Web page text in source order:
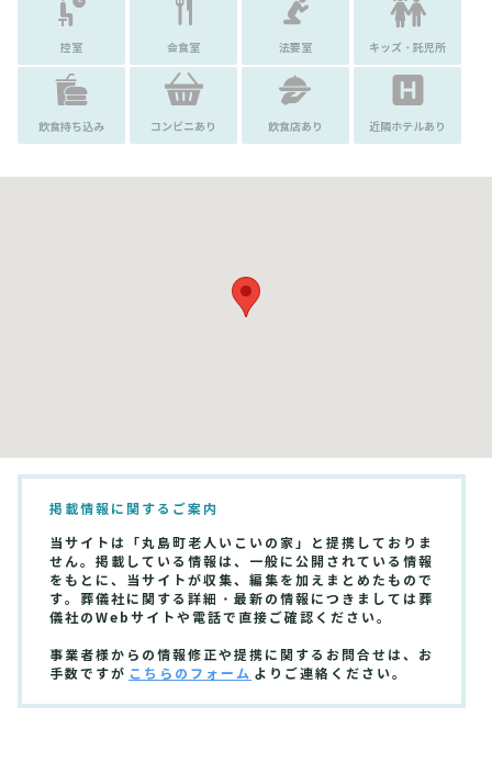
控室 会食室 法要室 キッズ・託児所
飲食持ち込み コンビニあり 飲食店あり 近隣ホテルあり
掲載情報に関するご案内
当サイトは「丸島町老人いこいの家」と提携しておりま
せん。掲載している情報は、一般に公開されている情報
をもとに、当サイトが収集、編集を加えまとめたもので
す。葬儀社に関する詳細・最新の情報につきましては葬
儀社のWebサイトや電話で直接ご確認ください。
事業者様からの情報修正や提携に関するお問合せは、お
手数ですが こちらのフォーム よりご連絡ください。